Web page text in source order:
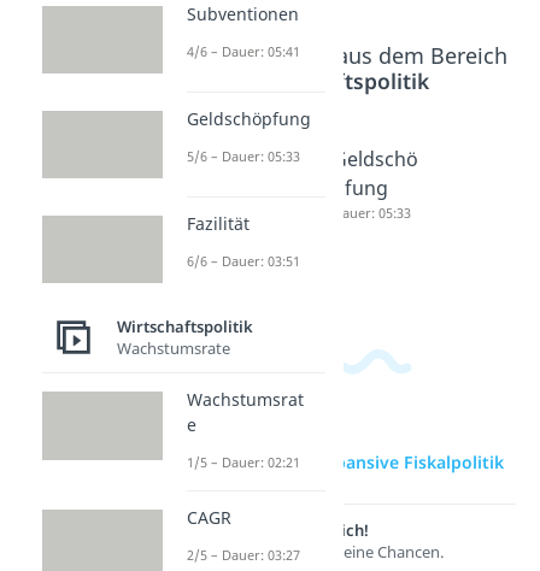
Beliebte Inhalte aus dem Bereich
Wirtschaftspolitik
Expansiv
Geldpolit
Dauer: 03:59
Subventi
Geldschö
pfung
Dauer: 05:33
zur Videoseite: Expansive Fiskalpolitik
Lernen lohnt sich!
Entdecke hier deine Chancen.
Subventionen
4/6 – Dauer: 05:41
Geldschöpfung
5/6 – Dauer: 05:33
Fazilität
6/6 – Dauer: 03:51
Wirtschaftspolitik
Wachstumsrate
Wachstumsrat
e
1/5 – Dauer: 02:21
CAGR
2/5 – Dauer: 03:27